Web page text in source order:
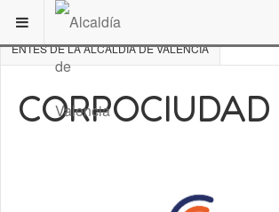
ESTÁ AQUÍ: DE INTERÉS
ENTES DE LA ALCALDÍA DE VALENCIA
CORPOCIUDAD